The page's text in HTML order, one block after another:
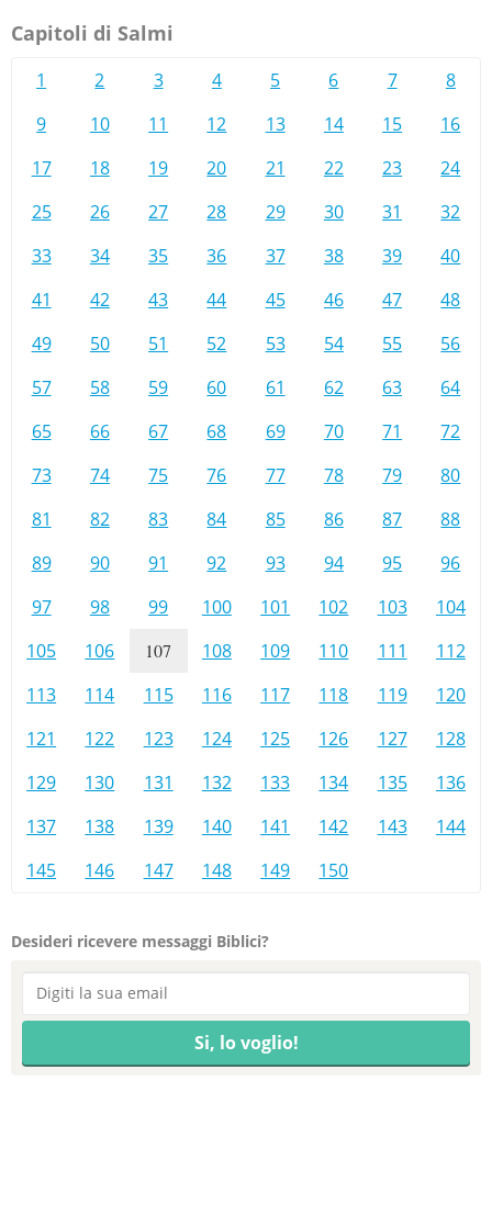
Capitoli di Salmi
1 2 3 4 5 6 7
8
9
10 11 12 13 14 15
16
17
18 19 20 21 22 23
24
25
26 27 28 29 30 31
32
33
34 35 36 37 38 39
40
41
42 43 44 45 46 47
48
49
50 51 52 53 54 55
56
57
58 59 60 61 62 63
64
65
66 67 68 69 70 71
72
73
74 75 76 77 78 79
80
81
82 83 84 85 86 87
88
89
90 91 92 93 94 95
96
97
98 99 100 101 102 103
104
105
106 107 108 109 110 111
112
113
114 115 116 117 118 119
120
121
122 123 124 125 126 127
128
129
130 131 132 133 134 135
136
137
138 139 140 141 142 143
144
145
146 147 148 149 150
Desideri ricevere messaggi Biblici?